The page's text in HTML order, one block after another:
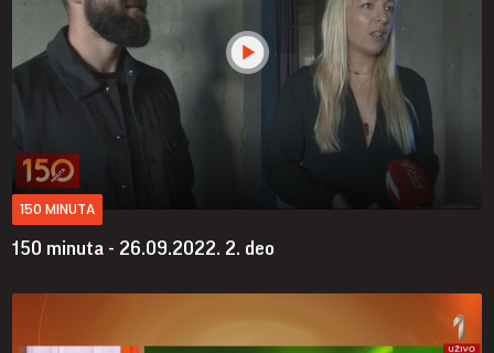
150 MINUTA
150 minuta - 26.09.2022. 2. deo